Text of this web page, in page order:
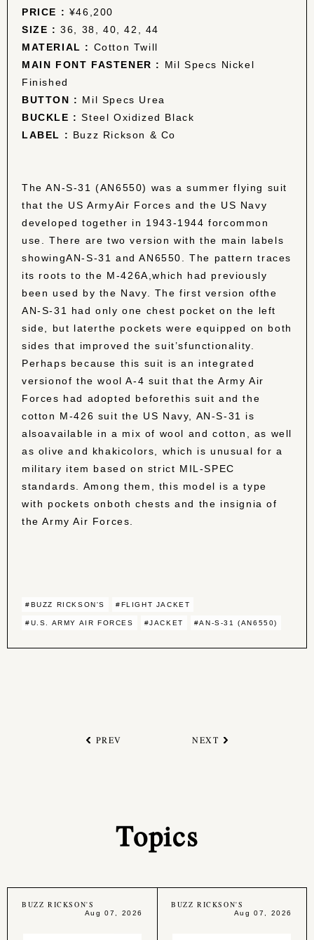
PRICE : ¥46,200
SIZE : 36, 38, 40, 42, 44
MATERIAL : Cotton Twill
MAIN FONT FASTENER : Mil Specs Nickel
Finished
BUTTON : Mil Specs Urea
BUCKLE :Steel Oxidized Black
LABEL : Buzz Rickson & Co
The AN-S-31 (AN6550) was a summer flying suit
that the US ArmyAir Forces and the US Navy
developed together in 1943-1944 forcommon
use. There are two version with the main labels
showingAN-S-31 and AN6550. The pattern traces
its roots to the M-426A,which had previously
been used by the Navy. The first version ofthe
AN-S-31 had only one chest pocket on the left
side, but laterthe pockets were equipped on both
sides that improved the suit’sfunctionality.
Perhaps because this suit is an integrated
versionof the wool A-4 suit that the Army Air
Forces had adopted beforethis suit and the
cotton M-426 suit the US Navy, AN-S-31 is
alsoavailable in a mix of wool and cotton, as well
as olive and khakicolors, which is unusual for a
military item based on strict MIL-SPEC
standards. Among them, this model is a type
with pockets onboth chests and the insignia of
the Army Air Forces.
#BUZZ RICKSON'S #FLIGHT JACKET
#U.S. ARMY AIR FORCES #JACKET #AN-S-31 (AN6550)
PREV NEXT
Topics
BUZZ RICKSON'S
Aug 07, 2026
BUZZ RICKSON'S
Aug 07, 2026